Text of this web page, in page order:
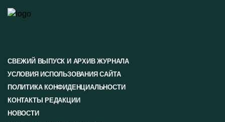
СВЕЖИЙ ВЫПУСК И АРХИВ ЖУРНАЛА
УСЛОВИЯ ИСПОЛЬЗОВАНИЯ САЙТА
ПОЛИТИКА КОНФИДЕНЦИАЛЬНОСТИ
КОНТАКТЫ РЕДАКЦИИ
НОВОСТИ